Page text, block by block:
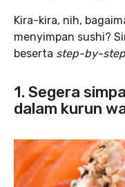
Kira-kira, nih,
menyimpan sushi?
beserta step-by-
1. Segera
dalam kurun